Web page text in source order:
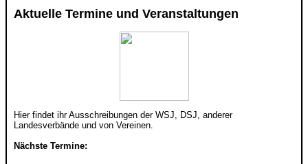
Aktuelle Termine und Veranstaltungen
Hier findet ihr Ausschreibungen der WSJ, DSJ, anderer
Landesverbände und von Vereinen.
Nächste Termine: